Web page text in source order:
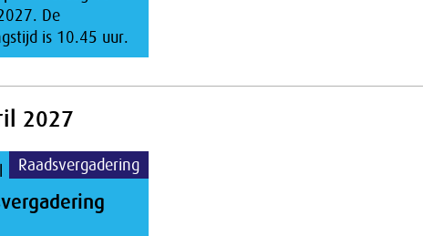
De
is 10.45 uur.
2027
Raadsvergadering